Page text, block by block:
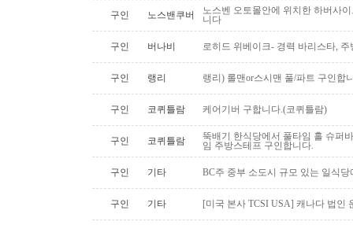
구인 노스밴쿠버
노스벤 오토몰안에 위치한 하버사
니다
구인 버나비 로히드 위베이크- 경력 바리스타, 주
구인 랭리 랭리) 롤맨or스시맨 풀/파트 구인합
구인 코퀴틀람 케어기버 구합니다.(코퀴틀람)
구인 코퀴틀람
뚝배기 한식당에서 풀타임 홀 슈퍼
임 주방스테프 구인합니다.
구인 기타 BC주 중부 소도시 규모 있는 일식
구인 기타 [미국 본사 TCSI USA] 캐나다 법인